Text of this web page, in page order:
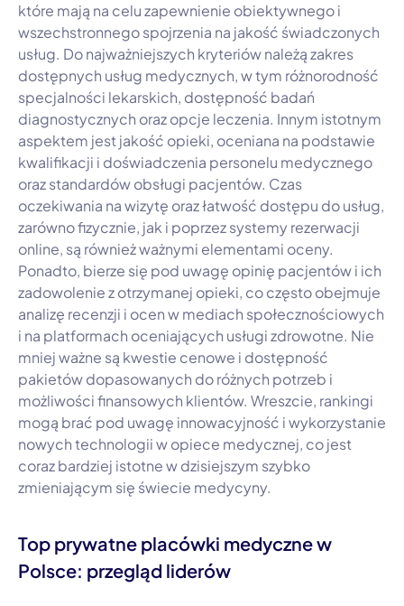
które mają na celu zapewnienie obiektywnego i
wszechstronnego spojrzenia na jakość świadczonych
usług. Do najważniejszych kryteriów należą zakres
dostępnych usług medycznych, w tym różnorodność
specjalności lekarskich, dostępność badań
diagnostycznych oraz opcje leczenia. Innym istotnym
aspektem jest jakość opieki, oceniana na podstawie
kwalifikacji i doświadczenia personelu medycznego
oraz standardów obsługi pacjentów. Czas
oczekiwania na wizytę oraz łatwość dostępu do usług,
zarówno fizycznie, jak i poprzez systemy rezerwacji
online, są również ważnymi elementami oceny.
Ponadto, bierze się pod uwagę opinię pacjentów i ich
zadowolenie z otrzymanej opieki, co często obejmuje
analizę recenzji i ocen w mediach społecznościowych
i na platformach oceniających usługi zdrowotne. Nie
mniej ważne są kwestie cenowe i dostępność
pakietów dopasowanych do różnych potrzeb i
możliwości finansowych klientów. Wreszcie, rankingi
mogą brać pod uwagę innowacyjność i wykorzystanie
nowych technologii w opiece medycznej, co jest
coraz bardziej istotne w dzisiejszym szybko
zmieniającym się świecie medycyny.
Top prywatne placówki medyczne w
Polsce: przegląd liderów